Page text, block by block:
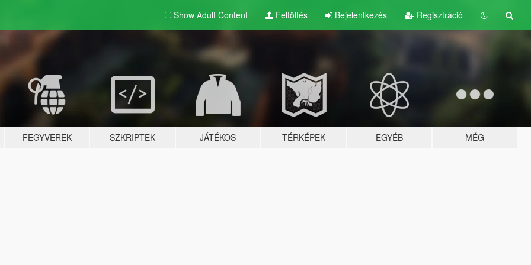
Show Adult Content Feltöltés Bejelentkezés Regisztráció
FEGYVEREK SZKRIPTEK JÁTÉKOS TÉRKÉPEK EGYÉB MÉG